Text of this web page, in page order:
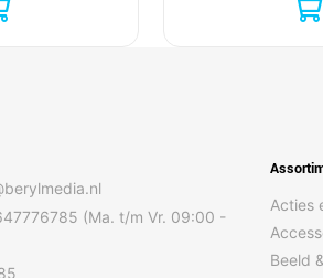
(Ma. t/m Vr. 09:00 -
Acties
Beeld